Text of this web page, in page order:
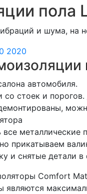
пола
и шума, на
автомобиля.
со стоек и
металлические
прикатываем
и снятые детали
Comfort
являются